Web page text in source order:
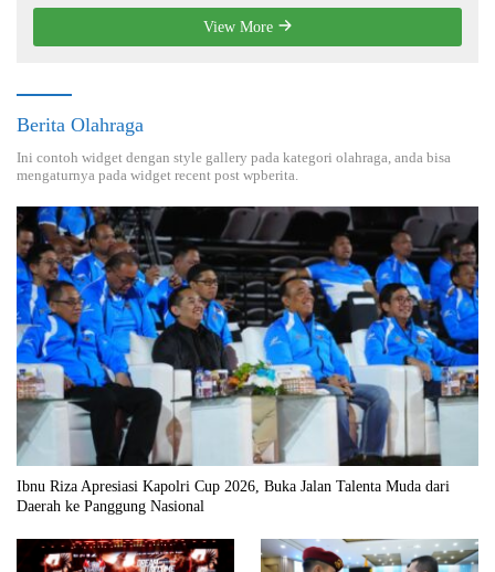
View More
Berita Olahraga
Ini contoh widget dengan style gallery pada kategori olahraga, anda bisa
mengaturnya pada widget recent post wpberita.
Ibnu Riza Apresiasi Kapolri Cup 2026, Buka Jalan Talenta Muda dari
Daerah ke Panggung Nasional